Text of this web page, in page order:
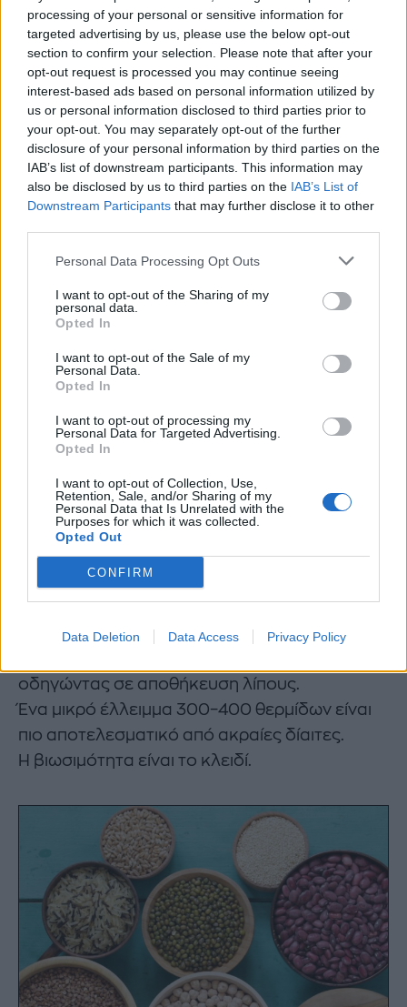
processing of your personal or sensitive information for
targeted advertising by us, please use the below opt-out
section to confirm your selection. Please note that after your
opt-out request is processed you may continue seeing
interest-based ads based on personal information utilized by
us or personal information disclosed to third parties prior to
your opt-out. You may separately opt-out of the further
disclosure of your personal information by third parties on the
IAB’s list of downstream participants. This information may
also be disclosed by us to third parties on the IAB’s List of
Downstream Participants that may further disclose it to other
Personal Data Processing Opt Outs
I want to opt-out of the Sharing of my
personal data.
Opted In
I want to opt-out of the Sale of my
Personal Data.
Opted In
I want to opt-out of processing my
Personal Data for Targeted Advertising.
Opted In
I want to opt-out of Collection, Use,
Retention, Sale, and/or Sharing of my
Personal Data that Is Unrelated with the
Purposes for which it was collected.
Opted Out
CONFIRM
Data Deletion Data Access Privacy Policy
Το λίπος διατηρείται, ενώ οι μύες «καίγονται».
Εμφανίζεται έντονη κόπωση και η ζυγαριά δεν
αλλάζει.
Και τότε ξεκινά η αυτοαμφισβήτηση.
Η αλήθεια; Δεν φταις εσύ, φταίει η μέθοδος.
1. Η πρωτεΐνη είναι καθοριστική
περίπου 0,7–1 γραμμαρίου πρωτεΐνης ανά
λίβρα σωματικού βάρους ημερησίως.
Το σώμα καίει έως και 30% των θερμίδων της
Η πρωτεΐνη προστατεύει τη μυϊκή μάζα ενώ
χάνεις λίπος.
Οι περισσότεροι άνθρωποι καταναλώνουν
περίπου τη μισή ποσότητα από αυτή που
2. Η κατανάλωση περισσότερης
τροφής κρατά ενεργό τον
μεταβολισμό
Ο έντονος περιορισμός στέλνει σήμα «πείνας»
οδηγώντας σε αποθήκευση λίπους.
Ένα μικρό έλλειμμα 300–400 θερμίδων είναι
πιο αποτελεσματικό από ακραίες δίαιτες.
Η βιωσιμότητα είναι το κλειδί.